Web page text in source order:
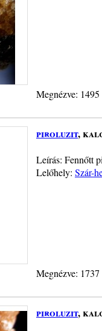
Megnézve:
piroluzit,
Leírás: Fennőtt
Lelőhely: Szár-
Megnézve:
piroluzit,